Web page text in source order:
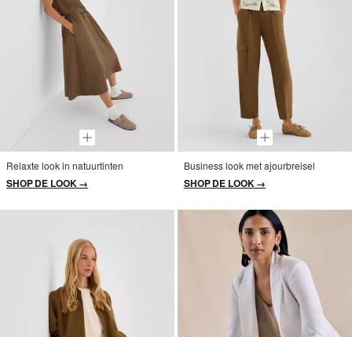
Relaxte look in natuurtinten
SHOP DE LOOK →
Business look met ajourbreisel
SHOP DE LOOK →